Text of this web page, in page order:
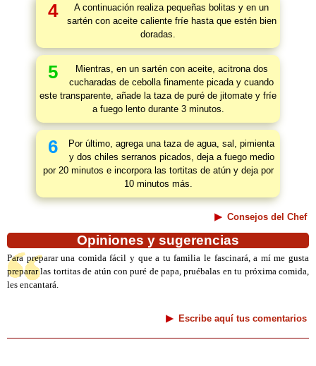
4
A continuación realiza pequeñas bolitas y en un
sartén con aceite caliente fríe hasta que estén bien
doradas.
5
Mientras, en un sartén con aceite, acitrona dos
cucharadas de cebolla finamente picada y cuando
este transparente, añade la taza de puré de jitomate y fríe
a fuego lento durante 3 minutos.
6
Por último, agrega una taza de agua, sal, pimienta
y dos chiles serranos picados, deja a fuego medio
por 20 minutos e incorpora las tortitas de atún y deja por
10 minutos más.
Consejos del Chef
Opiniones y sugerencias
Para preparar una comida fácil y que a tu familia le fascinará, a mí me gusta
preparar las tortitas de atún con puré de papa, pruébalas en tu próxima comida,
les encantará.
Escribe aquí tus comentarios